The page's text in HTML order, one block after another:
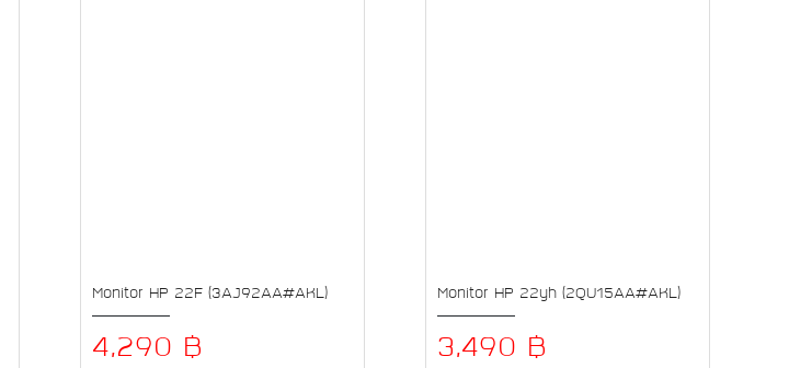
Monitor HP 22F (3AJ92AA#AKL)
4,290 ฿
Monitor HP 22yh (2QU15AA#AKL)
3,490 ฿